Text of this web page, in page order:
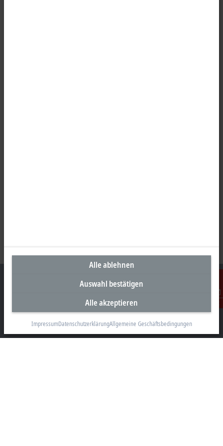
Kontakt
Unternehmenszentrale Deutschland
Beckhoff Automation GmbH & Co. KG
Hülshorstweg 20
Alle ablehnen
Auswahl bestätigen
Alle akzeptieren
ImpressumDatenschutzerklärungAllgemeine Geschäftsbedingungen